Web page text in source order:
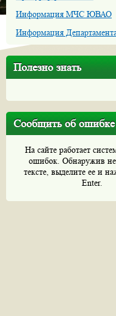
Информация МЧС ЮВАО
Информация
Полезно знать
Сообщить об ошибке
На сайте работает
ошибок. Обнаружив
тексте, выделите ее и
Enter.